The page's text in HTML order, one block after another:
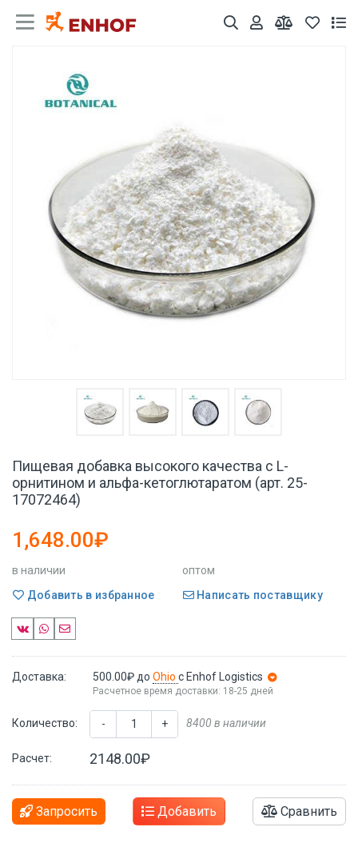
Пищевая добавка высокого качества с L-
орнитином и альфа-кетоглютаратом (арт. 25-
17072464)
1,648.00₽
в наличии
оптом
Добавить в избранное
Написать поставщику
Доставка: 500.00₽ до Ohio с Enhof Logistics
Расчетное время доставки: 18-25 дней
Количество: - + 8400 в наличии
Расчет: 2148.00₽
Запросить Добавить Сравнить